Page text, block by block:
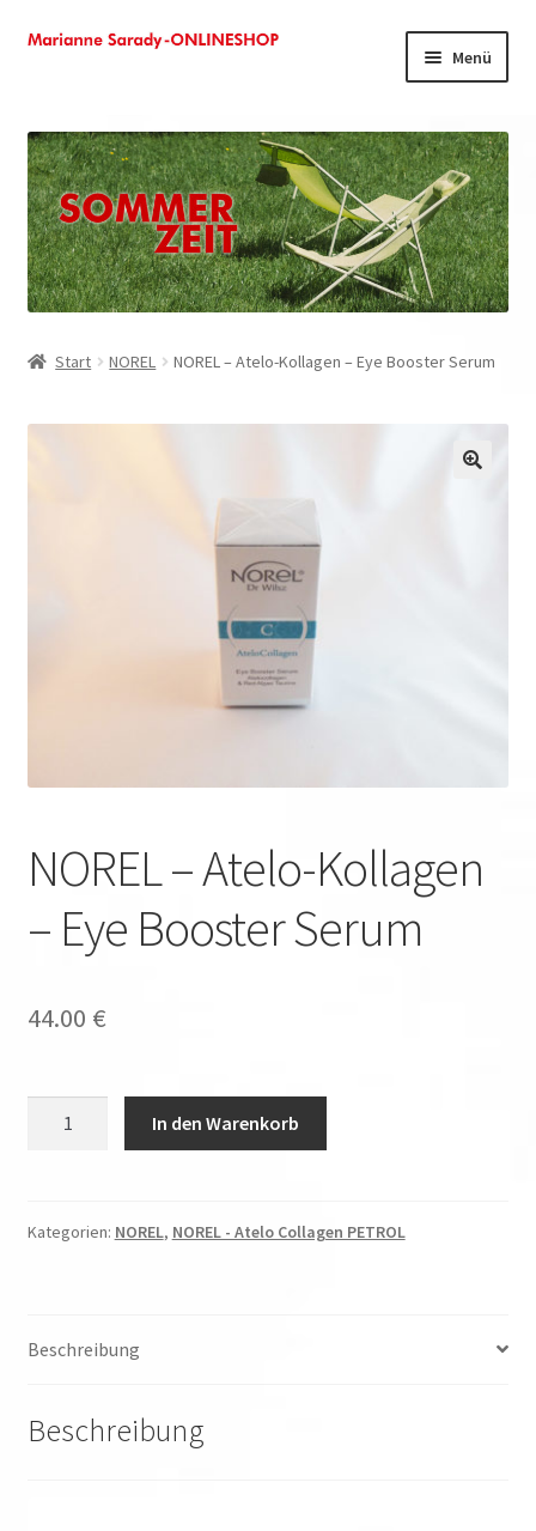
Zur
Zum
Menü
Kasse
Mein Konto
Warenkorb
Start NOREL NOREL – Atelo-Kollagen – Eye Booster Serum
NOREL – Atelo-Kollagen
– Eye Booster Serum
44.00 €
-
Menge
In den Warenkorb
Kategorien: NOREL, NOREL - Atelo Collagen PETROL
Beschreibung
Beschreibung